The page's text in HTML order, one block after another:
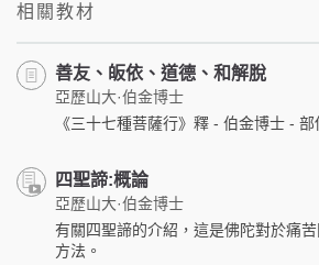
相關教材
善友、皈依、道德、和解脫
亞歷山大·伯金博士
《三十七種菩薩行》釋 - 伯金博士 -
四聖諦:概論
亞歷山大·伯金博士
有關四聖諦的介紹，這是佛陀對於痛
方法。